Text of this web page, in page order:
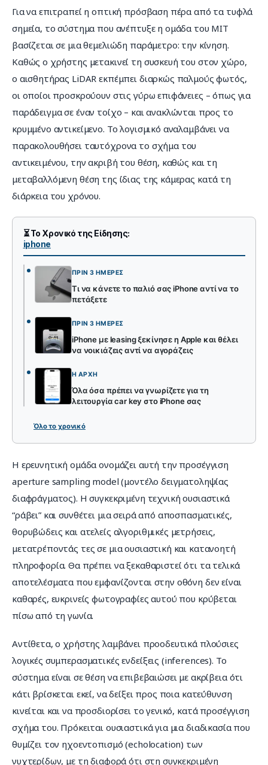
Για να επιτραπεί η οπτική πρόσβαση πέρα από τα τυφλά
σημεία, το σύστημα που ανέπτυξε η ομάδα του MIT
βασίζεται σε μια θεμελιώδη παράμετρο: την κίνηση.
Καθώς ο χρήστης μετακινεί τη συσκευή του στον χώρο,
ο αισθητήρας LiDAR εκπέμπει διαρκώς παλμούς φωτός,
οι οποίοι προσκρούουν στις γύρω επιφάνειες – όπως για
παράδειγμα σε έναν τοίχο – και ανακλώνται προς το
κρυμμένο αντικείμενο. Το λογισμικό αναλαμβάνει να
παρακολουθήσει ταυτόχρονα το σχήμα του
αντικειμένου, την ακριβή του θέση, καθώς και τη
μεταβαλλόμενη θέση της ίδιας της κάμερας κατά τη
διάρκεια του χρόνου.
⏳ Το Χρονικό της Είδησης:
iphone
ΠΡΙΝ 3 ΗΜΈΡΕΣ
Τι να κάνετε το παλιό σας iPhone αντί να το
πετάξετε
ΠΡΙΝ 3 ΗΜΈΡΕΣ
iPhone με leasing ξεκίνησε η Apple και θέλει
να νοικιάζεις αντί να αγοράζεις
Η ΑΡΧΉ
Όλα όσα πρέπει να γνωρίζετε για τη
λειτουργία car key στο iPhone σας
Όλο το χρονικό
Η ερευνητική ομάδα ονομάζει αυτή την προσέγγιση
aperture sampling model (μοντέλο δειγματοληψίας
διαφράγματος). Η συγκεκριμένη τεχνική ουσιαστικά
“ράβει” και συνθέτει μια σειρά από αποσπασματικές,
θορυβώδεις και ατελείς αλγοριθμικές μετρήσεις,
μετατρέποντάς τες σε μια ουσιαστική και κατανοητή
πληροφορία. Θα πρέπει να ξεκαθαριστεί ότι τα τελικά
αποτελέσματα που εμφανίζονται στην οθόνη δεν είναι
καθαρές, ευκρινείς φωτογραφίες αυτού που κρύβεται
πίσω από τη γωνία.
Αντίθετα, ο χρήστης λαμβάνει προοδευτικά πλούσιες
λογικές συμπερασματικές ενδείξεις (inferences). Το
σύστημα είναι σε θέση να επιβεβαιώσει με ακρίβεια ότι
κάτι βρίσκεται εκεί, να δείξει προς ποια κατεύθυνση
κινείται και να προσδιορίσει το γενικό, κατά προσέγγιση
σχήμα του. Πρόκειται ουσιαστικά για μια διαδικασία που
θυμίζει τον ηχοεντοπισμό (echolocation) των
νυχτερίδων, με τη διαφορά ότι στη συγκεκριμένη